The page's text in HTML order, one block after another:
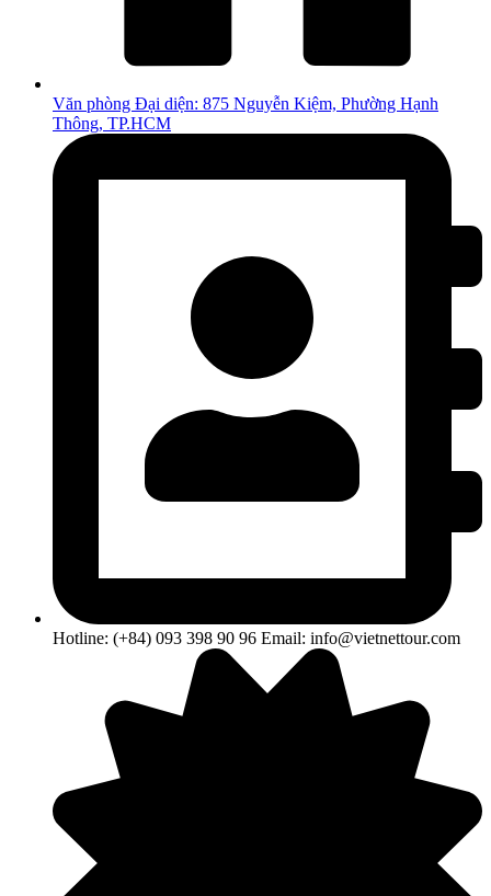
Văn phòng Đại diện: 875 Nguyễn Kiệm, Phường Hạnh
Thông, TP.HCM
Hotline: (+84) 093 398 90 96 Email: info@vietnettour.com